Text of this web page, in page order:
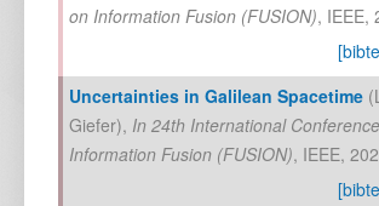
on Information Fusion (FUSION), IEEE,
Uncertainties in Galilean Spacetime (
Giefer), In 24th International
Information Fusion (FUSION), IEEE,